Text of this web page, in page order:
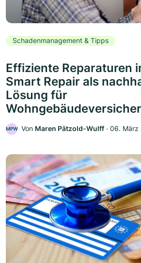
Schadenmanagement & Tipps
Effiziente Reparaturen
Smart Repair als
Lösung für
MPW Von Maren Pätzold-Wulff ‧ 06. März